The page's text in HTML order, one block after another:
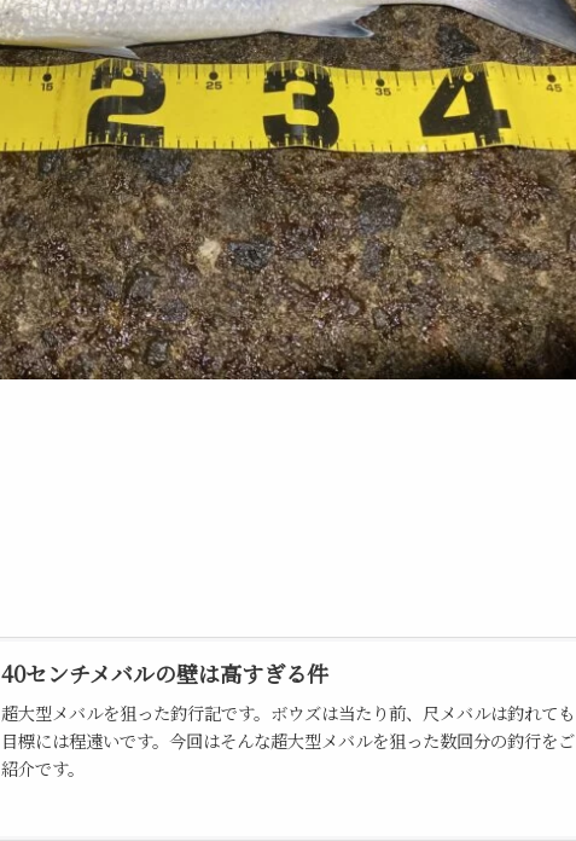
40センチメバルの壁は高すぎる件
超大型メバルを狙った釣行記です。ボウズは当たり前、尺メバルは釣れても
目標には程遠いです。今回はそんな超大型メバルを狙った数回分の釣行をご
紹介です。